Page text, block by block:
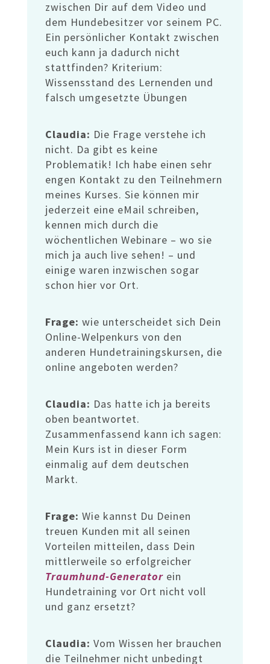
zwischen Dir auf dem Video und
dem Hundebesitzer vor seinem PC.
Ein persönlicher Kontakt zwischen
euch kann ja dadurch nicht
stattfinden? Kriterium:
Wissensstand des Lernenden und
falsch umgesetzte Übungen
Claudia: Die Frage verstehe ich
nicht. Da gibt es keine
Problematik! Ich habe einen sehr
engen Kontakt zu den Teilnehmern
meines Kurses. Sie können mir
jederzeit eine eMail schreiben,
kennen mich durch die
wöchentlichen Webinare – wo sie
mich ja auch live sehen! – und
einige waren inzwischen sogar
schon hier vor Ort.
Frage: wie unterscheidet sich Dein
Online-Welpenkurs von den
anderen Hundetrainingskursen, die
online angeboten werden?
Claudia: Das hatte ich ja bereits
oben beantwortet.
Zusammenfassend kann ich sagen:
Mein Kurs ist in dieser Form
einmalig auf dem deutschen
Markt.
Frage: Wie kannst Du Deinen
treuen Kunden mit all seinen
Vorteilen mitteilen, dass Dein
mittlerweile so erfolgreicher
Traumhund-Generatorein
Hundetraining vor Ort nicht voll
und ganz ersetzt?
Claudia: Vom Wissen her brauchen
die Teilnehmer nicht unbedingt